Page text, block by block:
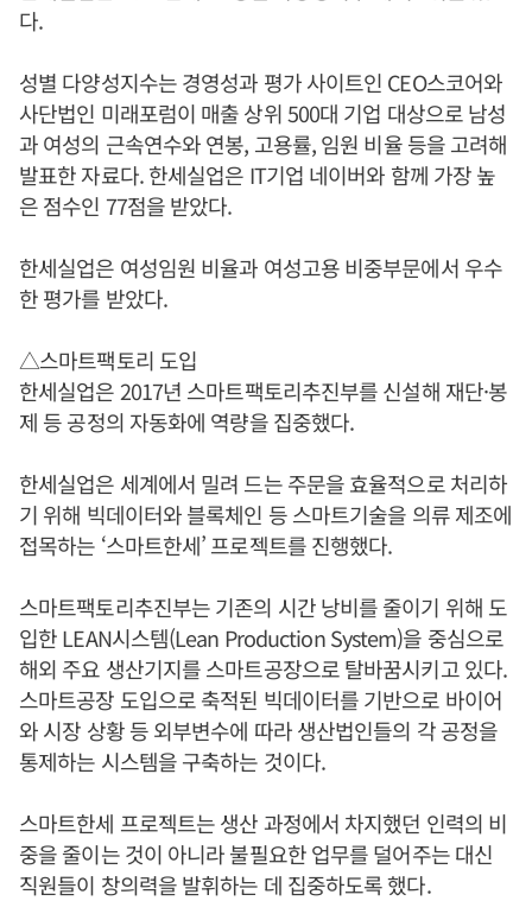
다.
성별 다양성지수는 경영성과 평가 사이트인 CEO스코어와
사단법인 미래포럼이 매출 상위 500대 기업 대상으로 남성
과 여성의 근속연수와 연봉, 고용률, 임원 비율 등을 고려해
발표한 자료다. 한세실업은 IT기업 네이버와 함께 가장 높
은 점수인 77점을 받았다.
한세실업은 여성임원 비율과 여성고용 비중부문에서 우수
한 평가를 받았다.
△스마트팩토리 도입
한세실업은 2017년 스마트팩토리추진부를 신설해 재단·봉
제 등 공정의 자동화에 역량을 집중했다.
한세실업은 세계에서 밀려 드는 주문을 효율적으로 처리하
기 위해 빅데이터와 블록체인 등 스마트기술을 의류 제조에
접목하는 ‘스마트한세’ 프로젝트를 진행했다.
스마트팩토리추진부는 기존의 시간 낭비를 줄이기 위해 도
입한 LEAN시스템(Lean Production System)을 중심으로
해외 주요 생산기지를 스마트공장으로 탈바꿈시키고 있다.
스마트공장 도입으로 축적된 빅데이터를 기반으로 바이어
와 시장 상황 등 외부변수에 따라 생산법인들의 각 공정을
통제하는 시스템을 구축하는 것이다.
스마트한세 프로젝트는 생산 과정에서 차지했던 인력의 비
중을 줄이는 것이 아니라 불필요한 업무를 덜어주는 대신
직원들이 창의력을 발휘하는 데 집중하도록 했다.